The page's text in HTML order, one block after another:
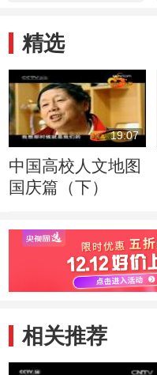
精选
19:07
中国高校人文地图
国庆篇（下）
相关推荐